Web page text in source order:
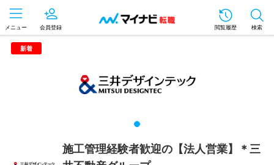
メニュー 会員登録 閲覧履歴 検索
新着
施工管理経験者歓迎の【法人営業】＊三